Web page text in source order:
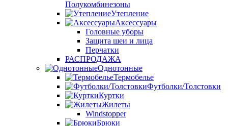
Полукомбинезоны
Утепление
Аксессуары
Головные уборы
Защита шеи и лица
Перчатки
РАСПРОДАЖА
Однотонные
Термобелье
Футболки/Толстовки
Куртки
Жилеты
Windstopper
Брюки